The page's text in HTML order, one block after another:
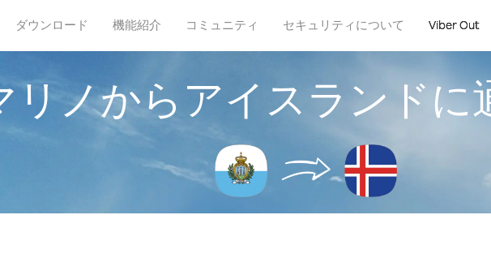
ダウンロード 機能紹介 コミュニティ セキュリティについて Viber Out
リノからアイスランドに